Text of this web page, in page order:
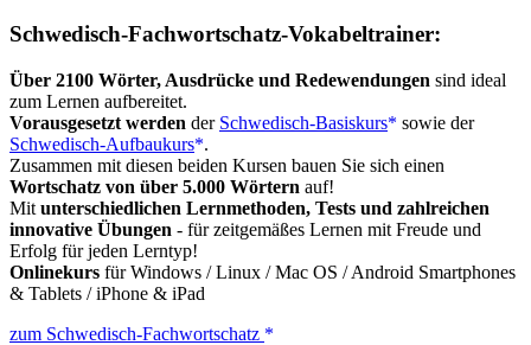
Schwedisch-Fachwortschatz-Vokabeltrainer:
Über 2100 Wörter, Ausdrücke und Redewendungen sind ideal
zum Lernen aufbereitet.
Vorausgesetzt werden der Schwedisch-Basiskurs
sowie der
Schwedisch-Aufbaukurs .
Zusammen mit diesen beiden Kursen bauen Sie sich einen
Wortschatz von über 5.000 Wörtern auf!
Mit unterschiedlichen Lernmethoden, Tests und zahlreichen
innovative Übungen - für zeitgemäßes Lernen mit Freude und
Erfolg für jeden Lerntyp!
Onlinekurs für Windows / Linux / Mac OS / Android Smartphones
& Tablets / iPhone & iPad
zum Schwedisch-Fachwortschatz